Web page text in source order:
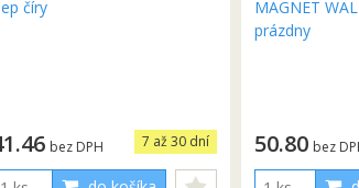
7 až 30 dní
bez DPH 50.80 bez